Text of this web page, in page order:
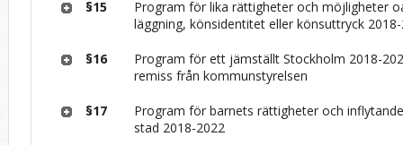
§15
Program för lika rättigheter och möjligheter
läggning, könsidentitet eller könsuttryck
§16
Program för ett jämställt Stockholm 2018-
remiss från kommunstyrelsen
§17
Program för barnets rättigheter och
stad 2018-2022